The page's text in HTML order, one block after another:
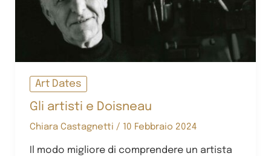
Art Dates
Gli artisti e Doisneau
Chiara Castagnetti / 10 Febbraio 2024
Il modo migliore di comprendere un artista